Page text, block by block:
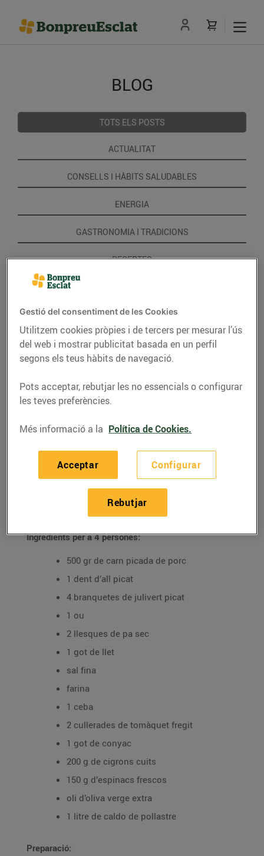
BLOG
TOTS ELS POSTS
ACTUALITAT
CONSELLS I HÀBITS SALUDABLES
ENERGIA
GASTRONOMIA I TRADICIONS
RECEPTES
RECEPTES
Mandonguilles amb
cigrons i espinacs
Ingredients per a 4 persones:
500 gr de carn picada de porc
1 dent d’all picat
4 branquetes de julivert picat
1 ou
2 llesques de pa sec
1 got de llet
sal fina
farina
1 ceba
2 cullerades de tomàquet fregit
1 got de conyac
200 g de cigrons cuits
150 g d’espinacs frescos
oli d’oliva verge extra
1 litre de caldo de pollastre
Preparació:
Gestió del consentiment de les Cookies
Utilitzem cookies pròpies i de tercers per mesurar l’ús
del web i mostrar publicitat basada en un perfil
segons els teus hàbits de navegació.
Pots acceptar, rebutjar les no essencials o configurar
les teves preferències.
Més informació a la Política de Cookies.
Configurar
Rebutjar
Acceptar